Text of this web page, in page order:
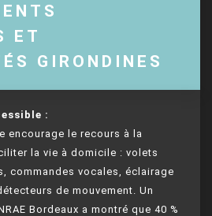
ET
GIRONDINES
:
encourage le recours à la
la vie à domicile : volets
commandes vocales, éclairage
de mouvement. Un
Bordeaux a montré que 40 %